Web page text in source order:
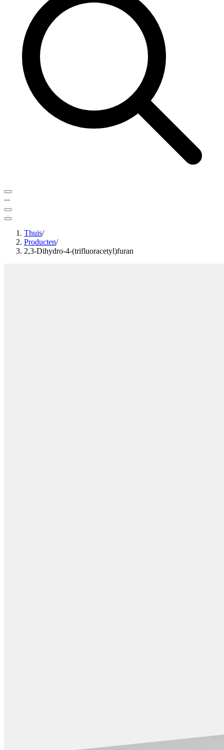
...
Thuis/
Producten/
2,3-Dihydro-4-(trifluoracetyl)furan